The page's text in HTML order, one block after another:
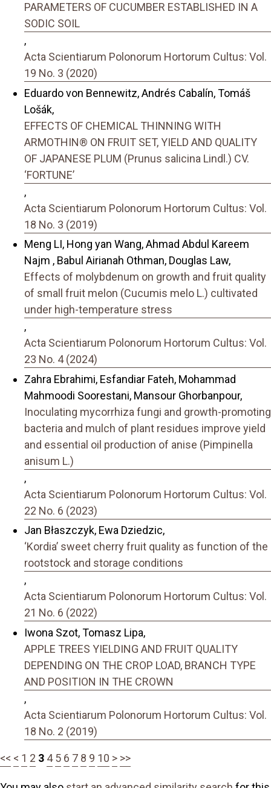
PARAMETERS OF CUCUMBER ESTABLISHED IN A
SODIC SOIL
,
Acta Scientiarum Polonorum Hortorum Cultus: Vol.
19 No. 3 (2020)
Eduardo von Bennewitz, Andrés Cabalín, Tomáš
Lošák,
EFFECTS OF CHEMICAL THINNING WITH
ARMOTHIN® ON FRUIT SET, YIELD AND QUALITY
OF JAPANESE PLUM (Prunus salicina Lindl.) CV.
‘FORTUNE’
,
Acta Scientiarum Polonorum Hortorum Cultus: Vol.
18 No. 3 (2019)
Meng LI, Hong yan Wang, Ahmad Abdul Kareem
Najm , Babul Airianah Othman, Douglas Law,
Effects of molybdenum on growth and fruit quality
of small fruit melon (Cucumis melo L.) cultivated
under high-temperature stress
,
Acta Scientiarum Polonorum Hortorum Cultus: Vol.
23 No. 4 (2024)
Zahra Ebrahimi, Esfandiar Fateh, Mohammad
Mahmoodi Soorestani, Mansour Ghorbanpour,
Inoculating mycorrhiza fungi and growth-promoting
bacteria and mulch of plant residues improve yield
and essential oil production of anise (Pimpinella
anisum L.)
,
Acta Scientiarum Polonorum Hortorum Cultus: Vol.
22 No. 6 (2023)
Jan Błaszczyk, Ewa Dziedzic,
‘Kordia’ sweet cherry fruit quality as function of the
rootstock and storage conditions
,
Acta Scientiarum Polonorum Hortorum Cultus: Vol.
21 No. 6 (2022)
Iwona Szot, Tomasz Lipa,
APPLE TREES YIELDING AND FRUIT QUALITY
DEPENDING ON THE CROP LOAD, BRANCH TYPE
AND POSITION IN THE CROWN
,
Acta Scientiarum Polonorum Hortorum Cultus: Vol.
18 No. 2 (2019)
<< < 1 2 3 4 5 6 7 8 9 10 > >>